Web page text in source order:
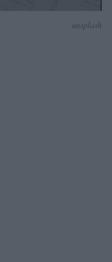
unsplash